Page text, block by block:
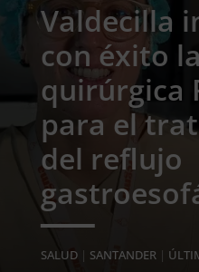
Valdecilla
con éxito
quirúrgica
para el
del reflujo
SALUD| SANTANDER|